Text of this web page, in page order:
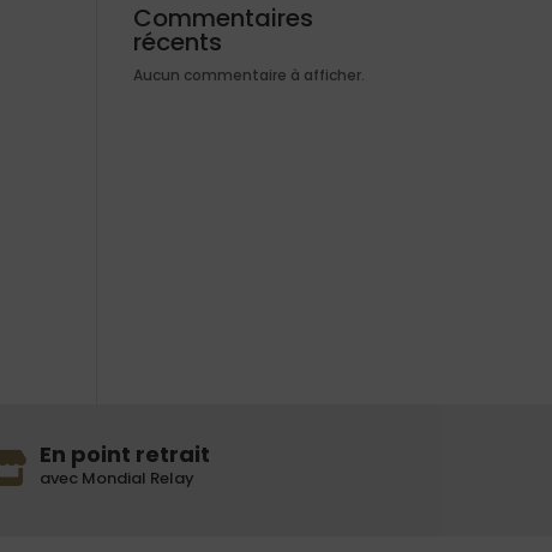
Commentaires
récents
Aucun commentaire à afficher.
En point retrait
avec Mondial Relay